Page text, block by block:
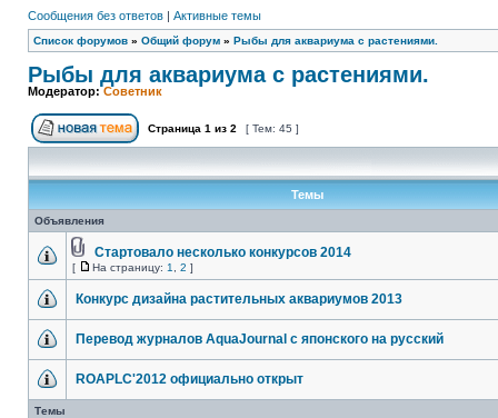
Сообщения без ответов | Активные темы
Список форумов » Общий форум » Рыбы для аквариума с растениями.
Рыбы для аквариума с растениями.
Модератор:Советник
Страница 1 из 2 [ Тем: 45 ]
Темы
Объявления
Стартовало несколько конкурсов 2014
[ На страницу: 1 2 ]
Конкурс дизайна растительных аквариумов 2013
Перевод журналов AquaJournal с японского на русский
ROAPLC'2012 официально открыт
Темы